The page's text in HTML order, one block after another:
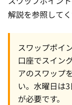
解説を参照してく
スワップポイ
口座でスイン
アのスワップ
い。水曜日は
が必要です。